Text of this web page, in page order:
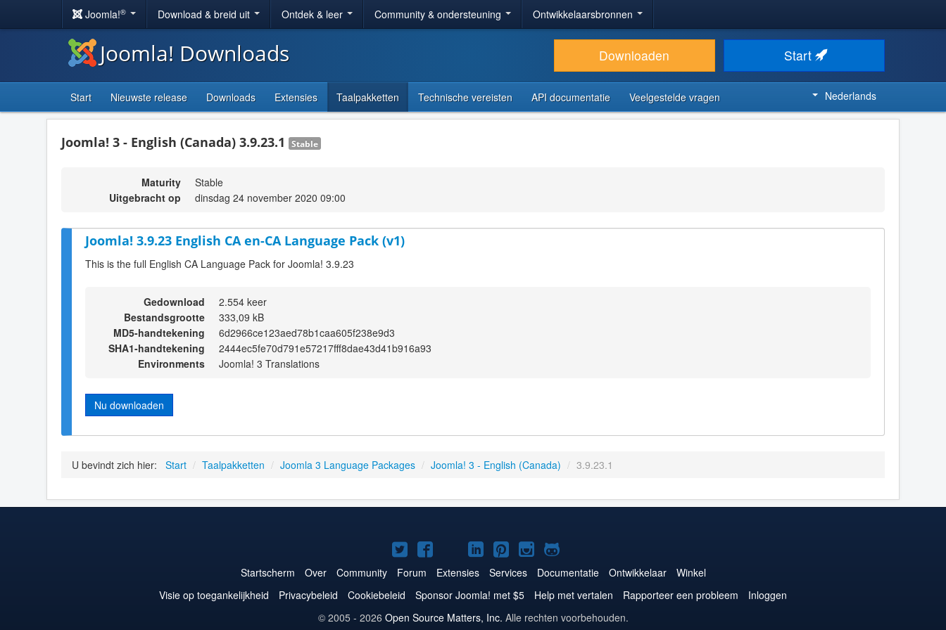
Joomla!® Download & breid uit Ontdek & leer Community & ondersteuning Ontwikkelaarsbronnen
Joomla! Downloads Downloaden Start
Start Nieuwste release Downloads Extensies Taalpakketten Technische vereisten API documentatie Veelgestelde vragen Nederlands
Joomla! 3 - English (Canada) 3.9.23.1 Stable
Maturity
Stable
Uitgebracht op
dinsdag 24 november 2020 09:00
Joomla! 3.9.23 English CA en-CA Language Pack (v1)
This is the full English CA Language Pack for Joomla! 3.9.23
Gedownload
2.554 keer
Bestandsgrootte
333,09 kB
MD5-handtekening
6d2966ce123aed78b1caa605f238e9d3
SHA1-handtekening
2444ec5fe70d791e57217fff8dae43d41b916a93
Environments
Joomla! 3 Translations
Nu downloaden
U bevindt zich hier: Start / Taalpakketten / Joomla 3 Language Packages / Joomla! 3 - English (Canada) / 3.9.23.1
Joomla!
op
Twitter
Joomla!
op
Facebook
Joomla!
op
YouTube
Joomla!
op
LinkedIn
Joomla!
op
Pinterest
Joomla!
op
Instagram
Joomla!
op
GitHub
Startscherm Over Community Forum Extensies Services Documentatie Ontwikkelaar
Winkel
Visie op toegankelijkheid
Privacybeleid Cookiebeleid Sponsor Joomla! met $5 Help met vertalen Rapporteer een probleem
Inloggen
© 2005 - 2026 Open Source Matters, Inc. Alle rechten voorbehouden.